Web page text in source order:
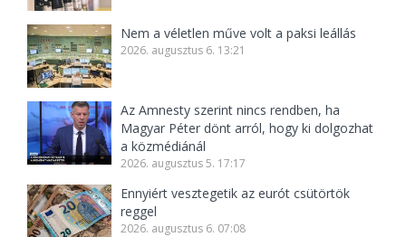
Nem a véletlen műve volt a paksi leállás
2026. augusztus 6. 13:21
Az Amnesty szerint nincs rendben, ha
Magyar Péter dönt arról, hogy ki dolgozhat
a közmédiánál
2026. augusztus 5. 17:17
Ennyiért vesztegetik az eurót csütörtök
reggel
2026. augusztus 6. 07:08